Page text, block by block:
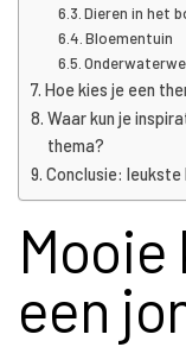
Dieren in het
Bloementuin
Hoe kies je een
Waar kun je
thema?
Conclusie: leukste
een